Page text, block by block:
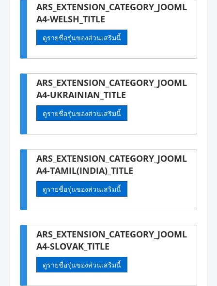
ARS_EXTENSION_CATEGORY_JOOML
A4-WELSH_TITLE
ดูรายชื่อรุ่นของส่วนเสริมนี้
ARS_EXTENSION_CATEGORY_JOOML
A4-UKRAINIAN_TITLE
ดูรายชื่อรุ่นของส่วนเสริมนี้
ARS_EXTENSION_CATEGORY_JOOML
A4-TAMIL(INDIA)_TITLE
ดูรายชื่อรุ่นของส่วนเสริมนี้
ARS_EXTENSION_CATEGORY_JOOML
A4-SLOVAK_TITLE
ดูรายชื่อรุ่นของส่วนเสริมนี้